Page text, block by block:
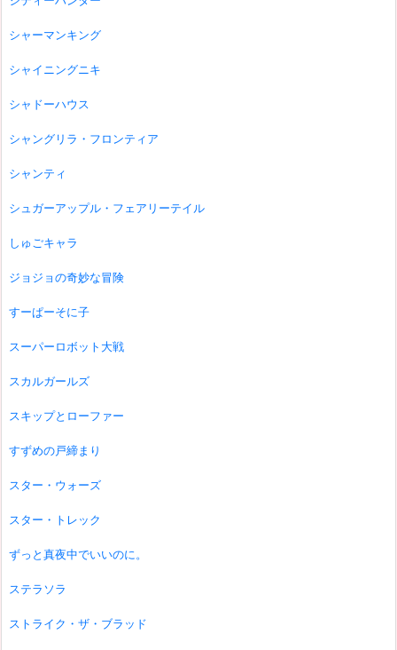
シャーマンキング
シャイニングニキ
シャドーハウス
シャングリラ・フロンティア
シャンティ
シュガーアップル・フェアリーテイル
しゅごキャラ
ジョジョの奇妙な冒険
すーぱーそに子
スーパーロボット大戦
スカルガールズ
スキップとローファー
すずめの戸締まり
スター・ウォーズ
スター・トレック
ずっと真夜中でいいのに。
ステラソラ
ストライク・ザ・ブラッド